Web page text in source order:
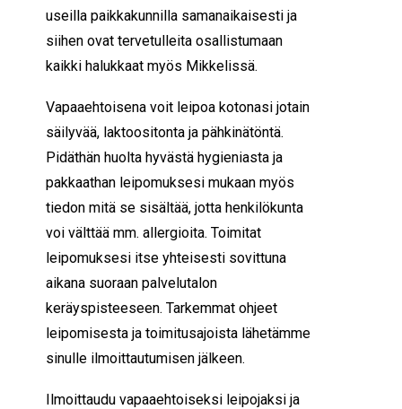
useilla paikkakunnilla samanaikaisesti ja
siihen ovat tervetulleita osallistumaan
kaikki halukkaat myös Mikkelissä.
Vapaaehtoisena voit leipoa kotonasi jotain
säilyvää, laktoositonta ja pähkinätöntä.
Pidäthän huolta hyvästä hygieniasta ja
pakkaathan leipomuksesi mukaan myös
tiedon mitä se sisältää, jotta henkilökunta
voi välttää mm. allergioita. Toimitat
leipomuksesi itse yhteisesti sovittuna
aikana suoraan palvelutalon
keräyspisteeseen. Tarkemmat ohjeet
leipomisesta ja toimitusajoista lähetämme
sinulle ilmoittautumisen jälkeen.
Ilmoittaudu vapaaehtoiseksi leipojaksi ja